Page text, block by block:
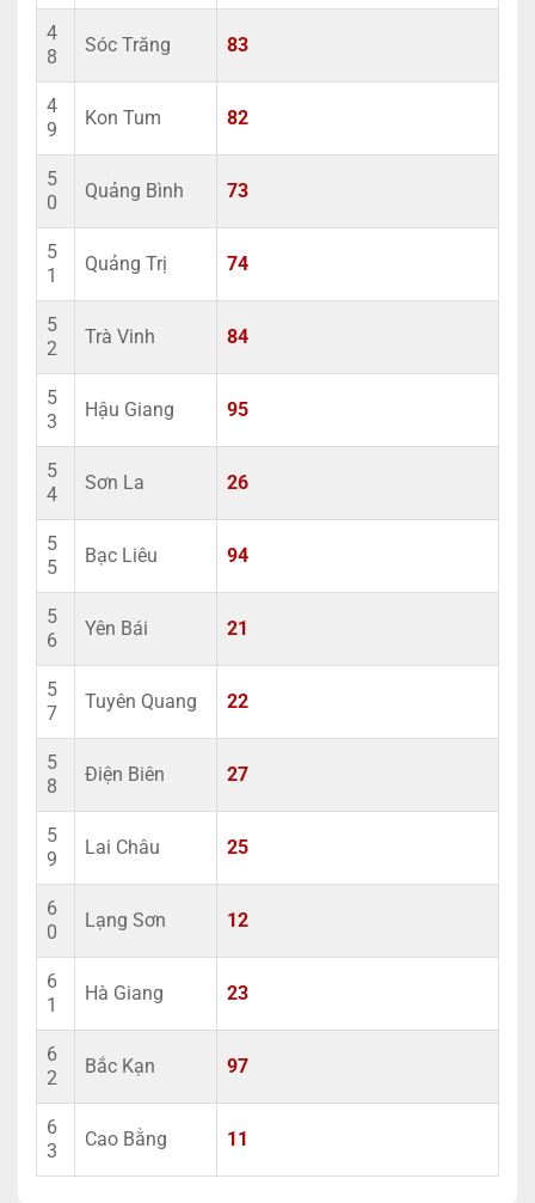
4
8
Sóc Trăng 83
4
9
Kon Tum 82
5
0
Quảng Bình 73
5
1
Quảng Trị 74
5
2
Trà Vinh 84
5
3
Hậu Giang 95
5
4
Sơn La 26
5
5
Bạc Liêu 94
5
6
Yên Bái 21
5
7
Tuyên Quang 22
5
8
Điện Biên 27
5
9
Lai Châu 25
6
0
Lạng Sơn 12
6
1
Hà Giang 23
6
2
Bắc Kạn 97
6
3
Cao Bằng 11